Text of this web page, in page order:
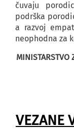
čuvaju
podrška
a razvoj
neophodna za
MINISTARSTVO
VEZANE